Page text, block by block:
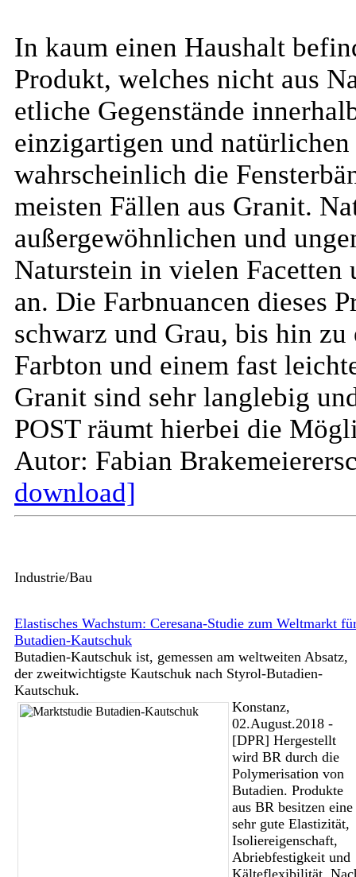
In kaum einen Haushalt
Produkt, welches nicht aus
etliche Gegenstände
einzigartigen und
wahrscheinlich die
meisten Fällen aus Granit.
außergewöhnlichen und
Naturstein in vielen
an. Die Farbnuancen dieses
schwarz und Grau, bis hin
Farbton und einem fast
Granit sind sehr langlebig
POST räumt hierbei die
Autor: Fabian Brakemeier
download]
Industrie/Bau
Elastisches Wachstum: Ceresana-Studie zum Weltmarkt
Butadien-Kautschuk
Butadien-Kautschuk ist, gemessen am weltweiten Absatz,
der zweitwichtigste Kautschuk nach Styrol-Butadien-
Kautschuk.
Konstanz,
02.August.2018 -
[DPR] Hergestellt
wird BR durch die
Polymerisation von
Butadien. Produkte
aus BR besitzen eine
sehr gute Elastizität,
Isoliereigenschaft,
Abriebfestigkeit und
Kälteflexibilität.